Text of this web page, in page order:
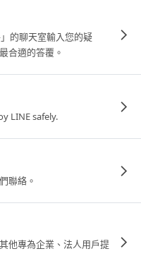
的聊天室輸入您的疑
合適的答覆。
LINE safely.
聯絡。
他專為企業、法人用戶提